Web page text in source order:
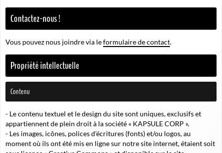
Contactez-nous !
Vous pouvez nous joindre via leformulaire de contact.
Propriété intellectuelle
Contenu
- Le contenu textuel et le design du site sont uniques, exclusifs et
appartiennent de plein droit à la société « KAPSULE CORP ».
- Les images, icônes, polices d'écritures (fonts) et/ou logos, au
moment où ils ont été mis en ligne sur notre site internet, étaient soit